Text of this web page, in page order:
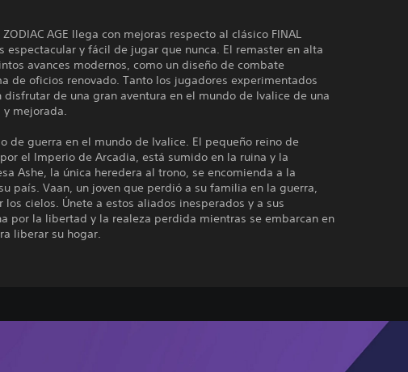
ZODIAC AGE llega con mejoras respecto al clásico FINAL
espectacular y fácil de jugar que nunca. El remaster en alta
avances modernos, como un diseño de combate
de oficios renovado. Tanto los jugadores experimentados
disfrutar de una gran aventura en el mundo de Ivalice de una
mejorada.
de guerra en el mundo de Ivalice. El pequeño reino de
el Imperio de Arcadia, está sumido en la ruina y la
Ashe, la única heredera al trono, se encomienda a la
país. Vaan, un joven que perdió a su familia en la guerra,
los cielos. Únete a estos aliados inesperados y a sus
por la libertad y la realeza perdida mientras se embarcan en
liberar su hogar.